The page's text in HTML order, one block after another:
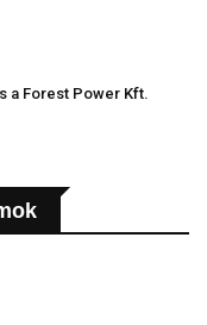
a Forest Power Kft.